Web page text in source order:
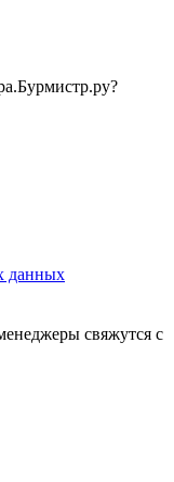
данных
свяжутся с